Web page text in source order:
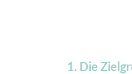
1. Die